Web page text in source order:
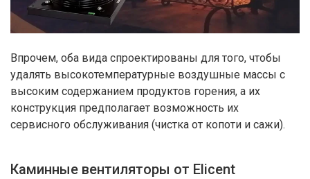
Впрочем, оба вида спроектированы для того, чтобы
удалять высокотемпературные воздушные массы с
высоким содержанием продуктов горения, а их
конструкция предполагает возможность их
сервисного обслуживания (чистка от копоти и сажи).
Каминные вентиляторы от Elicent